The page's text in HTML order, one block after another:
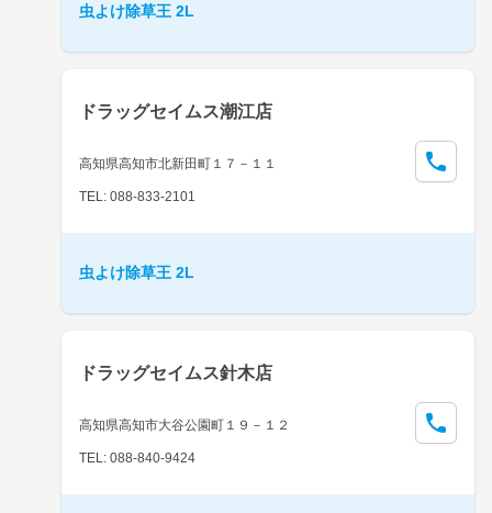
虫よけ除草王 2L
ドラッグセイムス潮江店
高知県高知市北新田町１７－１１
TEL: 088-833-2101
虫よけ除草王 2L
ドラッグセイムス針木店
高知県高知市大谷公園町１９－１２
TEL: 088-840-9424